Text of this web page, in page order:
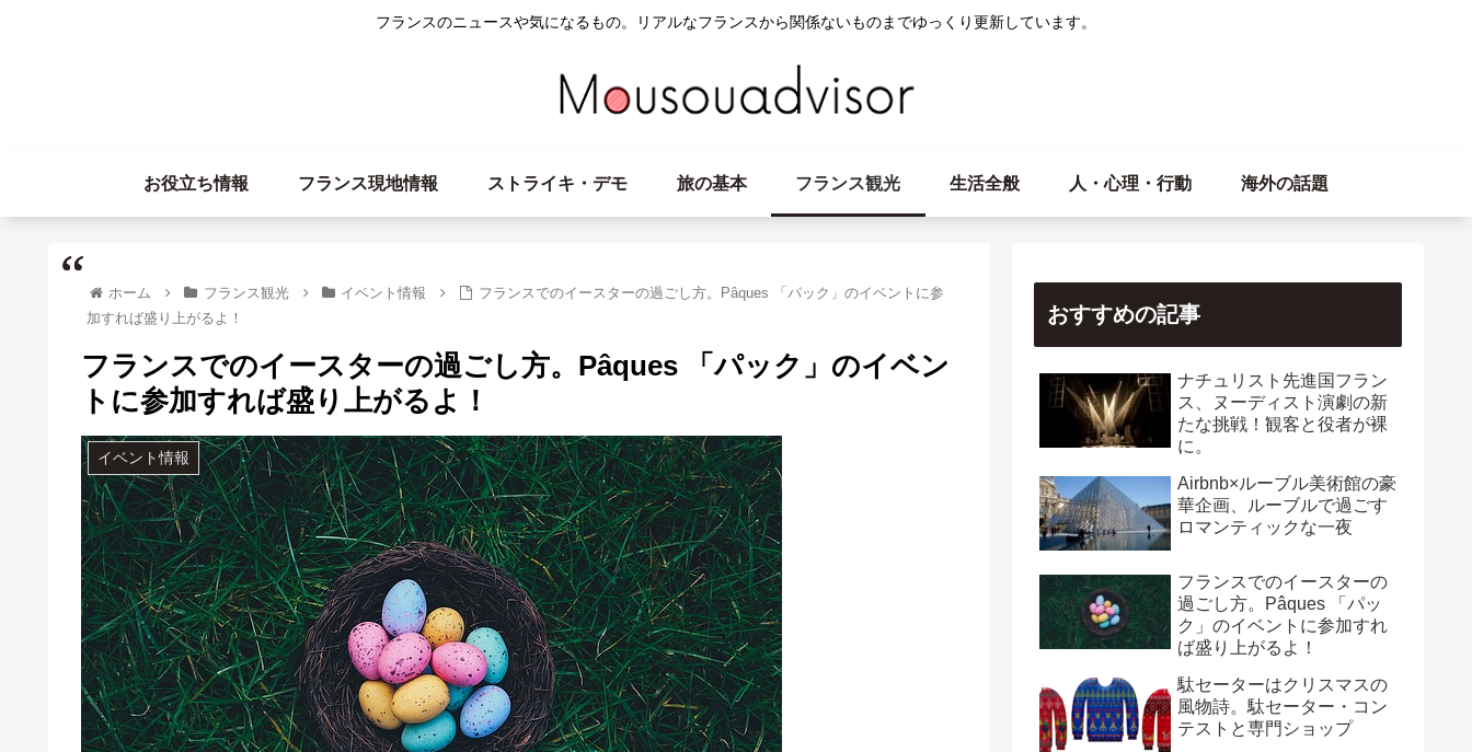
フランスのニュースや気になるもの。リアルなフランスから関係ないものまでゆっくり更新しています。
お役立ち情報 フランス現地情報 ストライキ・デモ 旅の基本 フランス観光 生活全般 人・心理・行動 海外の話題
ホーム フランス観光 イベント情報
フランスでのイースターの過ごし方。Pâques 「パック」のイベントに参
加すれば盛り上がるよ！
フランスでのイースターの過ごし方。Pâques 「パック」のイベン
トに参加すれば盛り上がるよ！
イベント情報
おすすめの記事
ナチュリスト先進国フラン
ス、ヌーディスト演劇の新
たな挑戦！観客と役者が裸
に。
Airbnb×ルーブル美術館の豪
華企画、ルーブルで過ごす
ロマンティックな一夜
フランスでのイースターの
過ごし方。Pâques 「パッ
ク」のイベントに参加すれ
ば盛り上がるよ！
駄セーターはクリスマスの
風物詩。駄セーター・コン
テストと専門ショップ